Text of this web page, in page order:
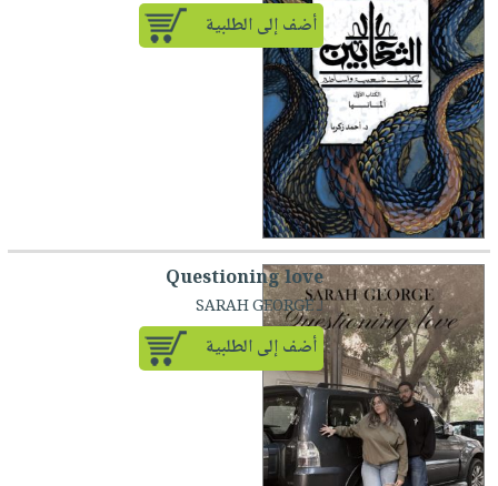
أضف إلى الطلبية
Questioning love
لـ SARAH GEORGE
أضف إلى الطلبية